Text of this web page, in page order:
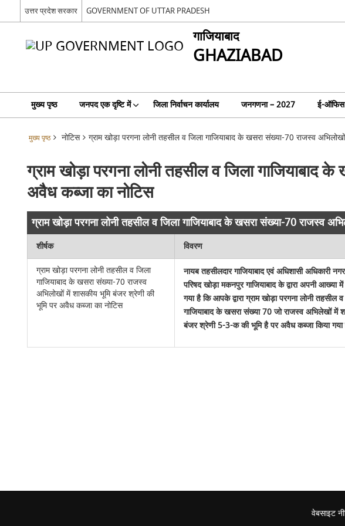
उत्तर प्रदेश सरकार GOVERNMENT OF UTTAR PRADESH
गाजियाबाद
GHAZIABAD
मुख्य पृष्ठ जनपद एक दृष्टि में जिला निर्वाचन कार्यालय जनगणना – 2027 ई-
मुख्य पृष्ठ नोटिस ग्राम खोड़ा परगना लोनी तहसील व जिला गाजियाबाद के खसरा संख्या-70 राजस्व
ग्राम खोड़ा परगना लोनी तहसील व जिला
अवैध कब्जा का नोटिस
ग्राम खोड़ा परगना लोनी तहसील व जिला गाजियाबाद के खसरा संख्या-70 राजस्व
शीर्षक विवरण
ग्राम खोड़ा परगना लोनी तहसील व जिला
गाजियाबाद के खसरा संख्या-70 राजस्व
अभिलोखों में शासकीय भूमि बंजर श्रेणी की
भूमि पर अवैध कब्जा का नोटिस
नायब तहसीलदार गाजियाबाद एवं अधिशासी अधिकारी
परिषद खोड़ा मकनपुर गाजियाबाद के द्वारा अपनी आख्या
गया है कि आपके द्वारा ग्राम खोड़ा परगना लोनी तहसील
गाजियाबाद के खसरा संख्या 70 जो राजस्व अभिलेखों में
बंजर श्रेणी 5-3-क की भूमि है पर अवैध कब्जा किया गया
वेबसाइट